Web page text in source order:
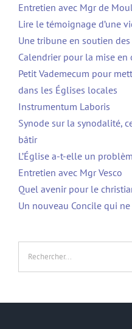
Entretien avec Mgr de
Lire le témoignage d’une
Une tribune en soutien des
Calendrier pour la mise en
Petit Vademecum pour
dans les Églises locales
Instrumentum Laboris
Synode sur la synodalité,
bâtir
L’Église a-t-elle un
Entretien avec Mgr Vesco
Quel avenir pour le
Un nouveau Concile qui